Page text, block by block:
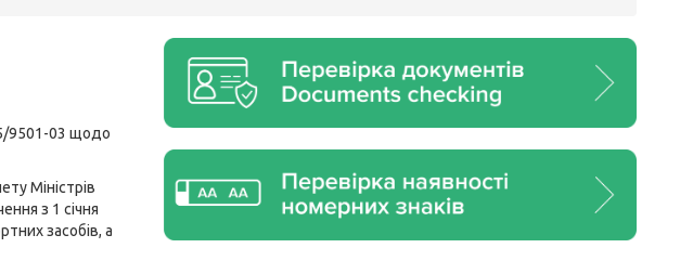
9501-03 щодо
Міністрів
з 1 січня
засобів, а